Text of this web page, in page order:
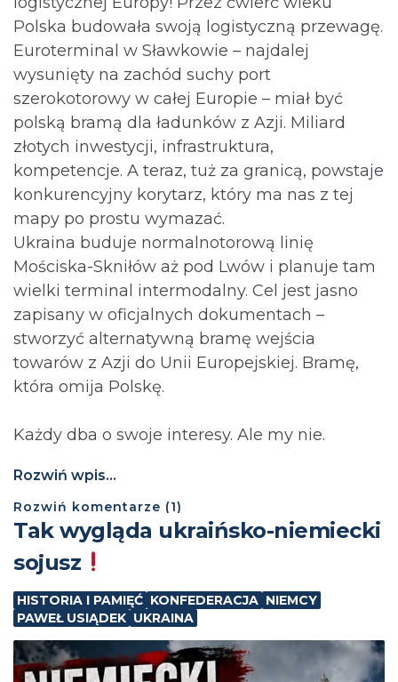
Polska budowała swoją logistyczną przewagę.
Euroterminal w Sławkowie – najdalej
wysunięty na zachód suchy port
szerokotorowy w całej Europie – miał być
polską bramą dla ładunków z Azji. Miliard
złotych inwestycji, infrastruktura,
kompetencje. A teraz, tuż za granicą, powstaje
konkurencyjny korytarz, który ma nas z tej
mapy po prostu wymazać.
Ukraina buduje normalnotorową linię
Mościska-Skniłów aż pod Lwów i planuje tam
wielki terminal intermodalny. Cel jest jasno
zapisany w oficjalnych dokumentach –
stworzyć alternatywną bramę wejścia
towarów z Azji do Unii Europejskiej. Bramę,
która omija Polskę.
Każdy dba o swoje interesy. Ale my nie.
Rozwiń wpis...
Rozwiń komentarze (1)
Tak wygląda ukraińsko-niemiecki
sojusz
HISTORIA I PAMIĘĆ KONFEDERACJA NIEMCY
PAWEŁ USIĄDEK UKRAINA